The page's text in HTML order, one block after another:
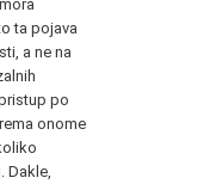
ta pojava
a ne na
po
onome
Dakle,